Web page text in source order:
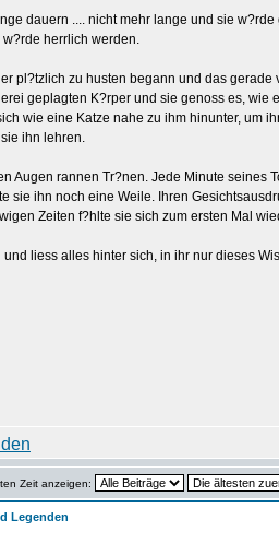
dauern .... nicht mehr lange und sie
herrlich werden.
pl?tzlich zu husten begann und das
geplagten K?rper und sie genoss es,
wie eine Katze nahe zu ihm hinunter,
ihn lehren.
Augen rannen Tr?nen. Jede Minute
sie ihn noch eine Weile. Ihren
Zeiten f?hlte sie sich zum ersten Mal
liess alles hinter sich, in ihr nur dieses
Zeit anzeigen:
Legenden